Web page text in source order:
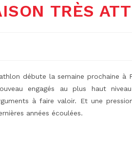
TRÈS
débute la semaine prochaine à
engagés au plus haut
à faire valoir. Et une
années écoulées.